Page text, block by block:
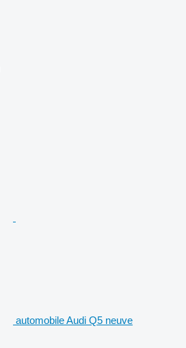
automobile Audi Q5 neuve